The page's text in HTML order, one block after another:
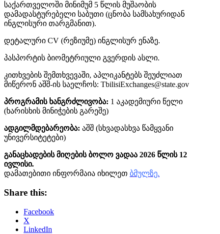
საქართველოში მინიმუმ 5 წლის მუშაობის
დამადასტურებელი საბუთი (ცნობა სამსახურიდან
ინგლისური თარგმანით).
დეტალური CV (რეზიუმე) ინგლისურ ენაზე.
პასპორტის ბიომეტრიული გვერდის ასლი.
კითხვების შემთხვევაში, აპლიკანტებს შეუძლიათ
მიწერონ აშშ-ის საელჩოს: TbilisiExchanges@state.gov
პროგრამის ხანგრძლივობა: 1 აკადემიური წელი
(ხარისხის მინიჭების გარეშე)
ადგილმდებარეობა: აშშ (სხვადასხვა წამყვანი
უნივერსიტეტები)
განაცხადების მიღების ბოლო ვადაა 2026 წლის 12
ივლისი.
დამათებითი ინფორმაია იხილეთ ბმულზე.
Share this:
Facebook
X
LinkedIn